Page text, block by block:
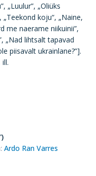
„Luulur”, „Oliüks
koju“, „Naine,
me naerame niikuinii”,
„Nad lihtsalt tapavad
piisavalt ukrainlane?”].
: Ardo Ran Varres